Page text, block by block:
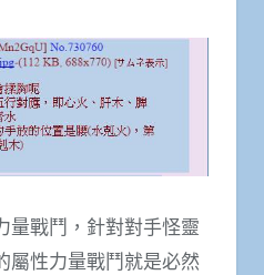
量戰鬥，針對對手怪靈
屬性力量戰鬥就是必然